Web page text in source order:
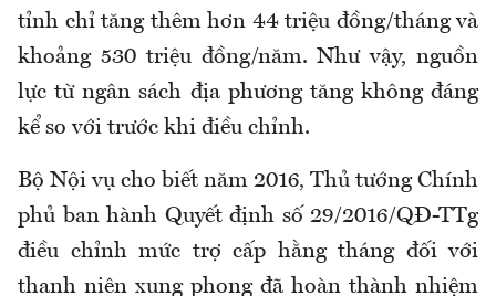
tỉnh chỉ tăng thêm hơn 44 triệu đồng/tháng và
khoảng 530 triệu đồng/năm. Như vậy, nguồn
lực từ ngân sách địa phương tăng không đáng
kể so với trước khi điều chỉnh.
Bộ Nội vụ cho biết năm 2016, Thủ tướng Chính
phủ ban hành Quyết định số 29/2016/QĐ-TTg
điều chỉnh mức trợ cấp hằng tháng đối với
thanh niên xung phong đã hoàn thành nhiệm